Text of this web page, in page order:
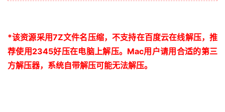
*该资源采用7Z文件名压缩，不支持在百度云在线解压，推
荐使用2345好压在电脑上解压。 Mac用户请用合适的第三
方解压器，系统自带解压可能无法解压。